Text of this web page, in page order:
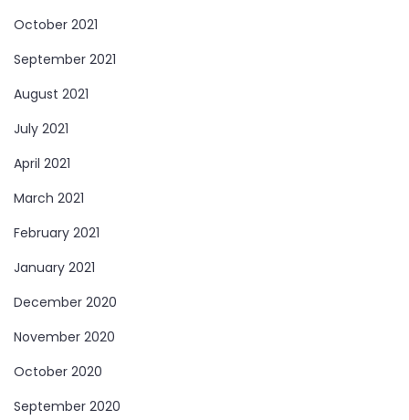
October 2021
September 2021
August 2021
July 2021
April 2021
March 2021
February 2021
January 2021
December 2020
November 2020
October 2020
September 2020